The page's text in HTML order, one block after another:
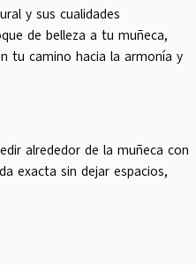
y sus cualidades
de belleza a tu muñeca,
tu camino hacia la armonía y
alrededor de la muñeca con
exacta sin dejar espacios,